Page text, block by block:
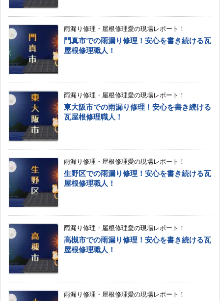
雨漏り修理・屋根修理愛の現場レポート！
門真市での雨漏り修理！安心を書き続ける瓦
屋根修理職人！
雨漏り修理・屋根修理愛の現場レポート！
東大阪市での雨漏り修理！安心を書き続ける
瓦屋根修理職人！
雨漏り修理・屋根修理愛の現場レポート！
生野区での雨漏り修理！安心を書き続ける瓦
屋根修理職人！
雨漏り修理・屋根修理愛の現場レポート！
高槻市での雨漏り修理！安心を書き続ける瓦
屋根修理職人！
雨漏り修理・屋根修理愛の現場レポート！